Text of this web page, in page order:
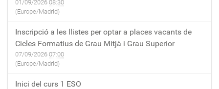
01/09/2026 08:30
(Europe/Madrid)
Inscripció a les llistes per optar a places vacants de
Cicles Formatius de Grau Mitjà i Grau Superior
07/09/2026 07:00
(Europe/Madrid)
Inici del curs 1 ESO